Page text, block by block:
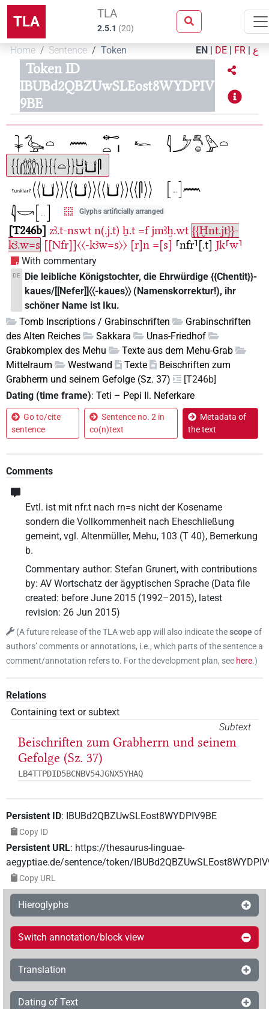
TLA TLA
2.5.1 (20)
Home Sentence Token EN | DE | FR | ع
Token ID
IBUBd2QBZUwSLEost8WYDPIV
9BE
Glyphs artificially arranged
T246b zꜣ.t-nswt n(.j.t) ẖ.t =f jmꜣḫ.wt {{Ḫnt.jt}}-
kꜣ.w=s [[Nfr]]〈〈-kꜣw=s〉〉 [r]n =[s] ⸢nfr⸣[.t] Jk⸢w⸣
With commentary
DE
Die leibliche Königstochter, die Ehrwürdige {{Chentit}}-
kaues/[[Nefer]]〈〈-kaues〉〉 (Namenskorrektur!), ihr
schöner Name ist Iku.
Tomb Inscriptions / Grabinschriften
Grabinschriften
des Alten Reiches
Sakkara
Unas-Friedhof
Grabkomplex des Mehu
Texte aus dem Mehu-Grab
Mittelraum
Westwand Texte
Beischriften zum
Grabherrn und seinem Gefolge (Sz. 37)
[T246b]
Dating (time frame): Teti – Pepi II. Neferkare
Go to/cite
sentence
Sentence no. 2 in
co(n)text
Metadata of
the text
Comments
Evtl. ist mit nfr.t nach rn=s nicht der Kosename
sondern die Vollkommenheit nach Eheschließung
gemeint, vgl. Altenmüller, Mehu, 103 (T 40), Bemerkung
b.
Commentary author: Stefan Grunert, with contributions
by: AV Wortschatz der ägyptischen Sprache (Data file
created: before June 2015 (1992–2015), latest
revision: 26 Jun 2015)
(A future release of the TLA web app will also indicate thescopeof
authors’ comments or annotations, i.e., which parts of the sentence a
comment/annotation refers to. For the development plan, see here.)
Relations
Containing text or subtext
Subtext
Beischriften zum Grabherrn und seinem
Gefolge (Sz. 37)
LB4TTPDID5BCNBV54JGNX5YHAQ
Persistent ID: IBUBd2QBZUwSLEost8WYDPIV9BE
Copy ID
Persistent URL: https://thesaurus-linguae-
aegyptiae.de/sentence/token/
Copy URL
Hieroglyphs
Switch annotation/block view
Translation
Dating of Text